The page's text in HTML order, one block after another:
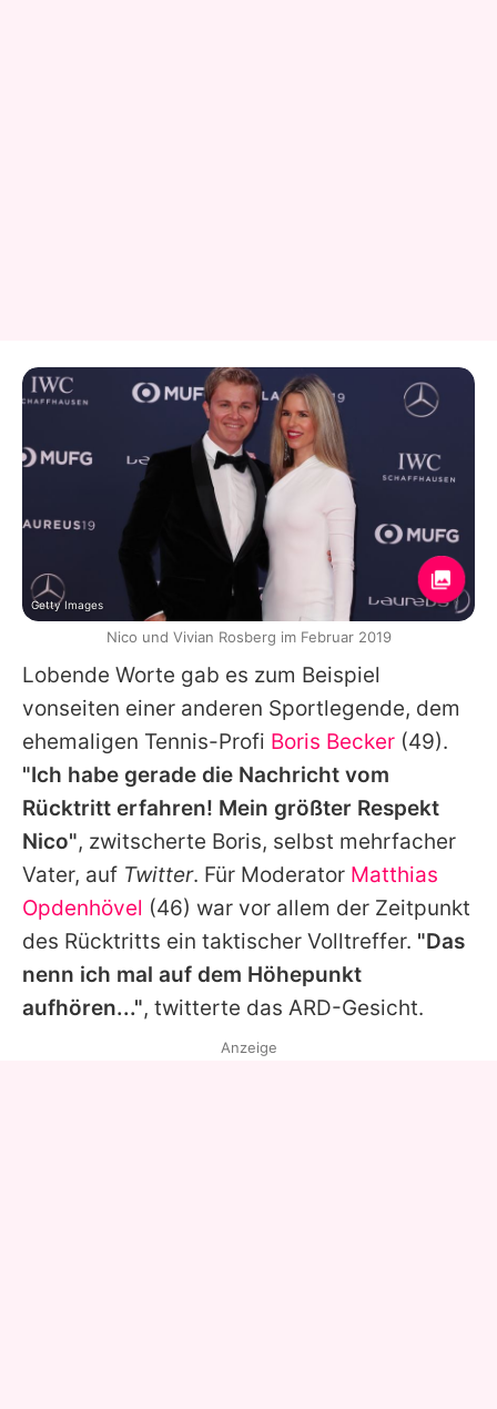
Lobende Worte gab es zum Beispiel
vonseiten einer anderen Sportlegende, dem
ehemaligen Tennis-Profi Boris Becker (49).
"Ich habe gerade die Nachricht vom
Rücktritt erfahren! Mein größter Respekt
Nico", zwitscherte Boris, selbst mehrfacher
Vater, auf Twitter. Für Moderator Matthias
Opdenhövel (46) war vor allem der Zeitpunkt
des Rücktritts ein taktischer Volltreffer. "Das
nenn ich mal auf dem Höhepunkt
aufhören...", twitterte das ARD-Gesicht.
Getty Images
Nico und Vivian Rosberg im Februar 2019
Anzeige